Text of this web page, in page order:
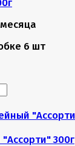
6 шт
300г